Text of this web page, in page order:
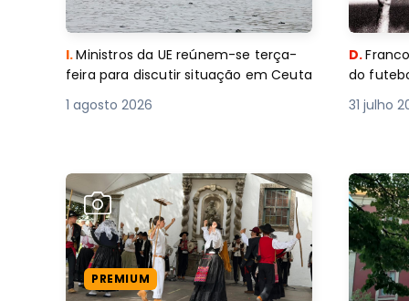
I.Ministros da UE reúnem-se terça-
feira para discutir situação em Ceuta
1 agosto 2026
D.
do
31 julho
PREMIUM